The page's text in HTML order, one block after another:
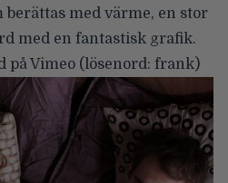
med värme, en stor
med en fantastisk grafik.
på Vimeo (lösenord: frank)